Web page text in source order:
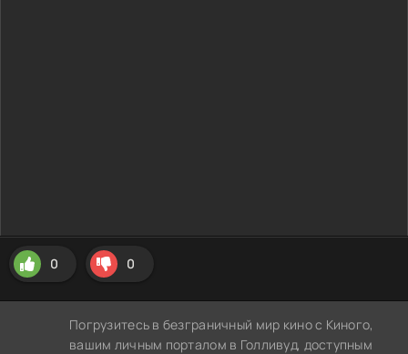
0 0
Погрузитесь в безграничный мир кино с Киного,
вашим личным порталом в Голливуд, доступным